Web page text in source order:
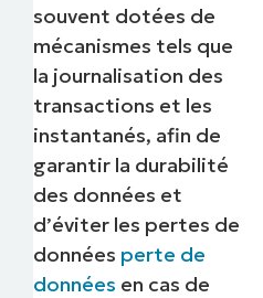
souvent dotées de
mécanismes tels que
la journalisation des
transactions et les
instantanés, afin de
garantir la durabilité
des données et
d’éviter les pertes de
données perte de
données en cas de